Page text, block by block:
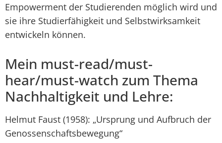
Empowerment der Studierenden möglich wird und
sie ihre Studierfähigkeit und Selbstwirksamkeit
entwickeln können.
Mein must-read/must-
hear/must-watch zum Thema
Nachhaltigkeit und Lehre:
Helmut Faust (1958): „Ursprung und Aufbruch der
Genossenschaftsbewegung“